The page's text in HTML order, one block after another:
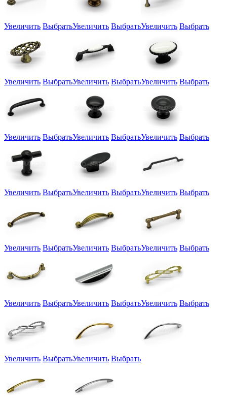
Увеличить ВыбратьУвеличить ВыбратьУвеличить Выбрать
Увеличить ВыбратьУвеличить ВыбратьУвеличить Выбрать
Увеличить ВыбратьУвеличить ВыбратьУвеличить Выбрать
Увеличить ВыбратьУвеличить ВыбратьУвеличить Выбрать
Увеличить ВыбратьУвеличить ВыбратьУвеличить Выбрать
Увеличить ВыбратьУвеличить ВыбратьУвеличить Выбрать
Увеличить ВыбратьУвеличить Выбрать